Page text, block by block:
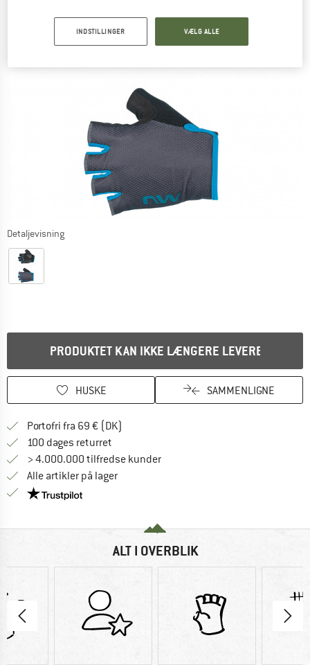
Detaljevisning
PRODUKTET KAN IKKE LÆNGERE LEVERES
HUSKE SAMMENLIGNE
Portofri fra 69 € (DK)
100 dages returret
> 4.000.000 tilfredse kunder
Alle artikler på lager
Vi er Trustpilot-certificeret - oplysningerne får du
ALT I OVERBLIK
INDSTILLINGER VÆLG ALLE